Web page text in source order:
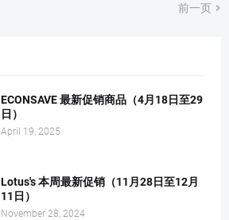
前一页
ECONSAVE 最新促销商品（4月18日至29
日）
April 19, 2025
Lotus's 本周最新促销（11月28日至12月
11日）
November 28, 2024